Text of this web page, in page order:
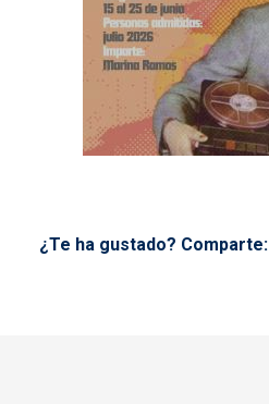
¿Te ha gustado? Comparte: